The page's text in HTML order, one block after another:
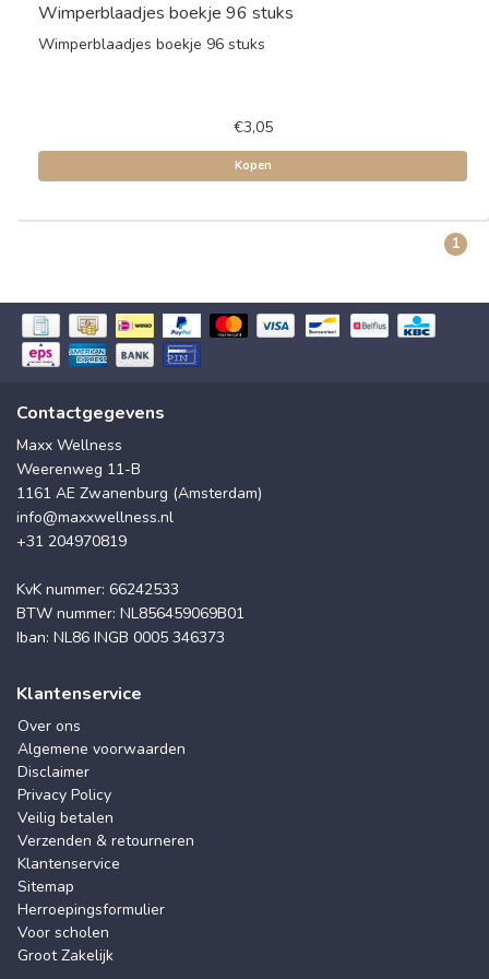
Wimperblaadjes boekje 96 stuks
Wimperblaadjes boekje 96 stuks
€3,05
Kopen
1
Contactgegevens
Maxx Wellness
Weerenweg 11-B
1161 AE Zwanenburg (Amsterdam)
info@maxxwellness.nl
+31 204970819
KvK nummer: 66242533
BTW nummer: NL856459069B01
Iban: NL86 INGB 0005 346373
Klantenservice
Over ons
Algemene voorwaarden
Disclaimer
Privacy Policy
Veilig betalen
Verzenden & retourneren
Klantenservice
Sitemap
Herroepingsformulier
Voor scholen
Groot Zakelijk